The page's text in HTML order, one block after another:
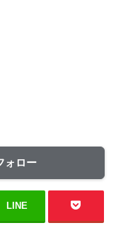
ォロー
LINE